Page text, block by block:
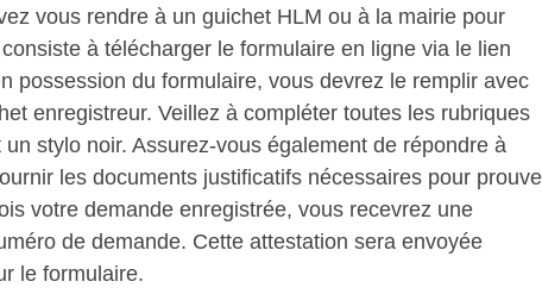
vous rendre à un guichet HLM ou à la mairie pour
à télécharger le formulaire en ligne via le lien
possession du formulaire, vous devrez le remplir avec
enregistreur. Veillez à compléter toutes les rubriques
stylo noir. Assurez-vous également de répondre à
les documents justificatifs nécessaires pour
votre demande enregistrée, vous recevrez une
de demande. Cette attestation sera envoyée
le formulaire.